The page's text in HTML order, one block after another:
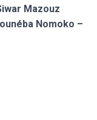
Mazouz
Nomoko –